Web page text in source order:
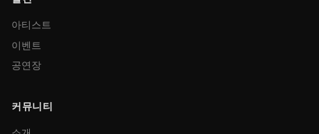
아티스트
이벤트
공연장
커뮤니티